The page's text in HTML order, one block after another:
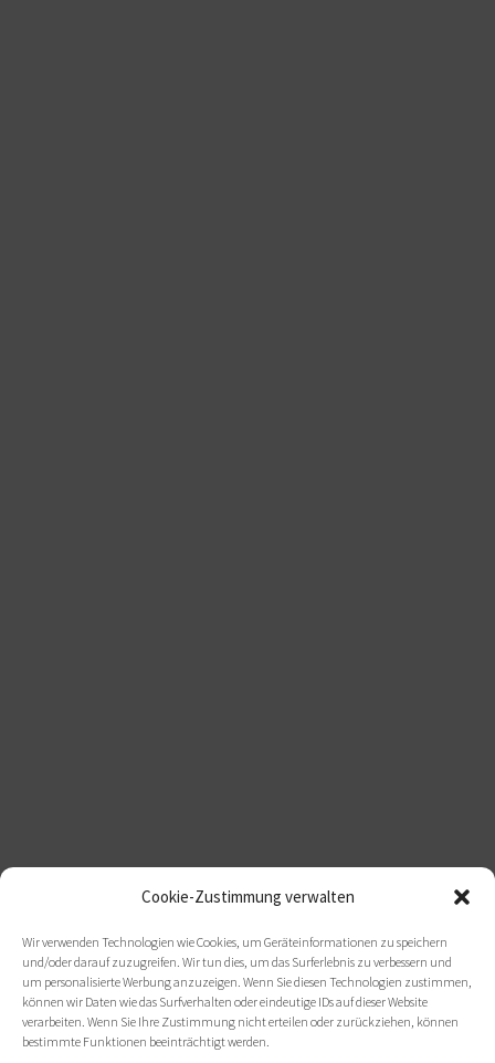
Cookie-Zustimmung verwalten
Wir verwenden Technologien wie Cookies, um Geräteinformationen zu speichern
und/oder darauf zuzugreifen. Wir tun dies, um das Surferlebnis zu verbessern und
um personalisierte Werbung anzuzeigen. Wenn Sie diesen Technologien zustimmen,
können wir Daten wie das Surfverhalten oder eindeutige IDs auf dieser Website
verarbeiten. Wenn Sie Ihre Zustimmung nicht erteilen oder zurückziehen, können
bestimmte Funktionen beeinträchtigt werden.